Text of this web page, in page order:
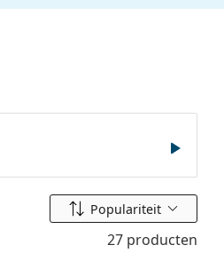
Sorteer op
Populariteit
27 producten